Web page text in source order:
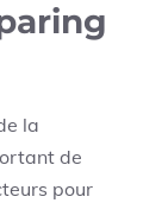
la
de
pour